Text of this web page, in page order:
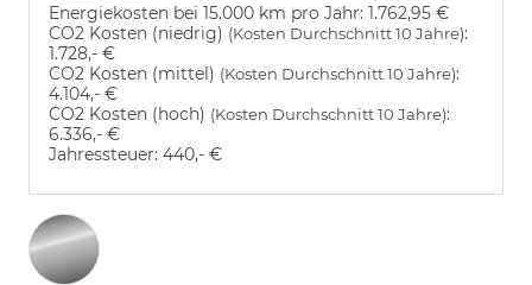
Energiekosten bei 15.000 km pro Jahr: 1.762,95 €
CO2 Kosten (niedrig) (Kosten Durchschnitt 10 Jahre):
1.728,- €
CO2 Kosten (mittel) (Kosten Durchschnitt 10 Jahre):
4.104,- €
CO2 Kosten (hoch) (Kosten Durchschnitt 10 Jahre):
6.336,- €
Jahressteuer: 440,- €